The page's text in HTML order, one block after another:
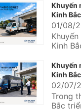
Khuyến
Kinh
Hyundai
01/08/
Kinh
Khuyến
Kinh
Hyundai
02/07/
Trong
Bắc